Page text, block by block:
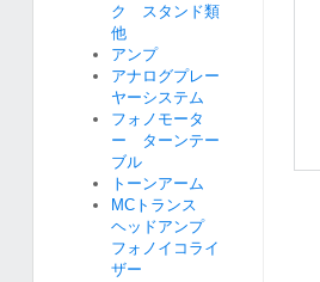
ク スタンド類
他
アンプ
アナログプレー
ヤーシステム
フォノモータ
ー ターンテー
ブル
トーンアーム
MCトランス
ヘッドアンプ
フォノイコライ
ザー